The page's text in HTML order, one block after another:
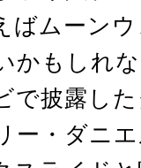
ばムーン
かもしれ
で披露し
ー・ダニ